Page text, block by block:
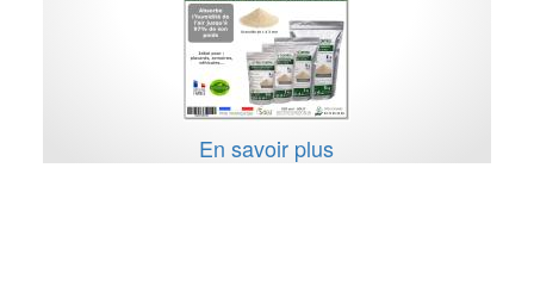
En savoir plus